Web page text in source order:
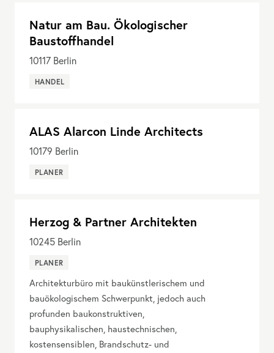
Natur am Bau. Ökologischer
Baustoffhandel
10117 Berlin
HANDEL
ALAS Alarcon Linde Architects
10179 Berlin
PLANER
Herzog & Partner Architekten
10245 Berlin
PLANER
Architekturbüro mit baukünstlerischem und
bauökologischem Schwerpunkt, jedoch auch
profunden baukonstruktiven,
bauphysikalischen, haustechnischen,
kostensensiblen, Brandschutz- und